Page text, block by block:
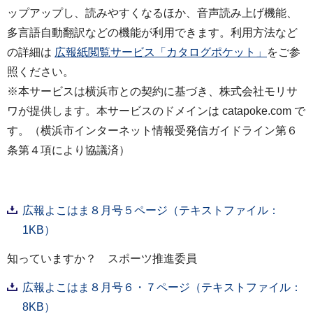
ップアップし、読みやすくなるほか、音声読み上げ機能、
多言語自動翻訳などの機能が利用できます。利用方法など
の詳細は 広報紙閲覧サービス「カタログポケット」
をご参
照ください。
※本サービスは横浜市との契約に基づき、株式会社モリサ
ワが提供します。本サービスのドメインは catapoke.com で
す。（横浜市インターネット情報受発信ガイドライン第６
条第４項により協議済）
広報よこはま８月号５ページ（テキストファイル：
1KB）
知っていますか？ スポーツ推進委員
広報よこはま８月号６・７ページ（テキストファイル：
8KB）